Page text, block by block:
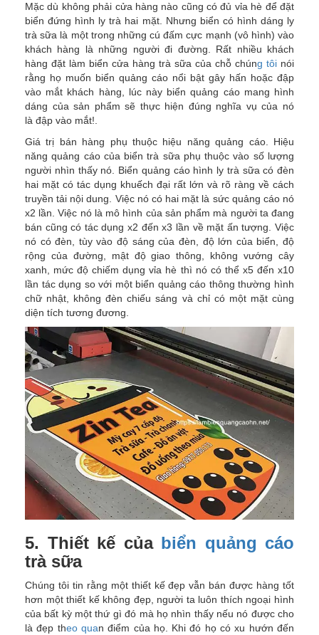
Mặc dù không phải cửa hàng nào cũng có đủ vỉa hè để đặt
biển đứng hình ly trà hai mặt. Nhưng biển có hình dáng ly
trà sữa là một trong những cú đấm cực mạnh (vô hình) vào
khách hàng là những người đi đường. Rất nhiều khách
hàng đặt làm biển cửa hàng trà sữa của chỗ chúng tôi nói
rằng họ muốn biển quảng cáo nổi bật gây hấn hoặc đập
vào mắt khách hàng, lúc này biển quảng cáo mang hình
dáng của sản phẩm sẽ thực hiện đúng nghĩa vụ của nó
là đập vào mắt!.
Giá trị bán hàng phụ thuộc hiệu năng quảng cáo. Hiệu
năng quảng cáo của biển trà sữa phụ thuộc vào số lượng
người nhìn thấy nó. Biển quảng cáo hình ly trà sữa có đèn
hai mặt có tác dụng khuếch đại rất lớn và rõ ràng về cách
truyền tải nội dung. Việc nó có hai mặt là sức quảng cáo nó
x2 lần. Việc nó là mô hình của sản phẩm mà người ta đang
bán cũng có tác dụng x2 đến x3 lần về mặt ấn tượng. Việc
nó có đèn, tùy vào độ sáng của đèn, độ lớn của biển, độ
rộng của đường, mật độ giao thông, không vướng cây
xanh, mức độ chiếm dụng vỉa hè thì nó có thể x5 đến x10
lần tác dụng so với một biển quảng cáo thông thường hình
chữ nhật, không đèn chiếu sáng và chỉ có một mặt cùng
diện tích tương đương.
5. Thiết kế của biển quảng cáo
trà sữa
Chúng tôi tin rằng một thiết kế đẹp vẫn bán được hàng tốt
hơn một thiết kế không đẹp, người ta luôn thích ngoại hình
của bất kỳ một thứ gì đó mà họ nhìn thấy nếu nó được cho
là đẹp theo quan điểm của họ. Khi đó họ có xu hướn đến